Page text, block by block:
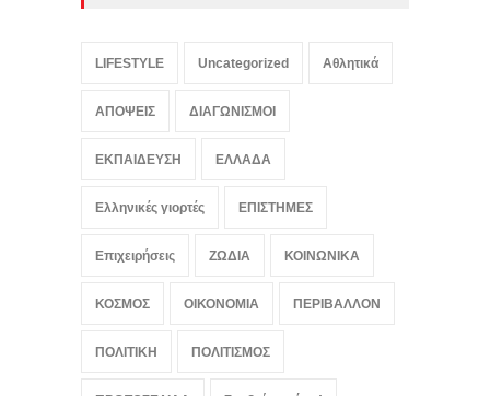
LIFESTYLE Uncategorized Αθλητικά
ΑΠΟΨΕΙΣ ΔΙΑΓΩΝΙΣΜΟΙ
ΕΚΠΑΙΔΕΥΣΗ ΕΛΛΑΔΑ
Ελληνικές γιορτές ΕΠΙΣΤΗΜΕΣ
Επιχειρήσεις ΖΩΔΙΑ ΚΟΙΝΩΝΙΚΑ
ΚΟΣΜΟΣ ΟΙΚΟΝΟΜΙΑ ΠΕΡΙΒΑΛΛΟΝ
ΠΟΛΙΤΙΚΗ ΠΟΛΙΤΙΣΜΟΣ